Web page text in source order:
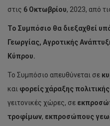
στις 6 Οκτωβρίου, 2023, από
Το Συμπόσιο θα διεξαχθεί
Γεωργίας, Αγροτικής
Κύπρου.
Το Συμπόσιο απευθύνεται σε
και φορείς χάραξης πολιτικής
γειτονικές χώρες, σε
τροφίμων, εκπροσώπους